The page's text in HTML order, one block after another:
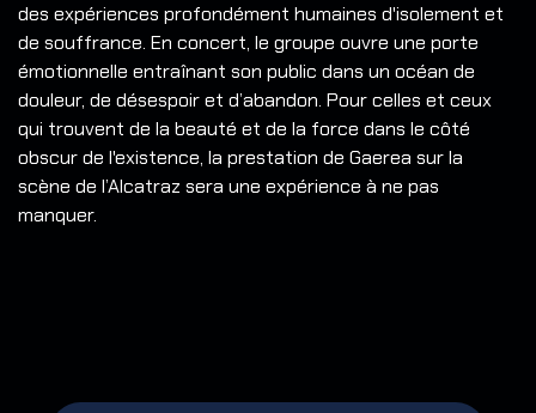
des expériences profondément humaines d'isolement et
de souffrance. En concert, le groupe ouvre une porte
émotionnelle entraînant son public dans un océan de
douleur, de désespoir et d’abandon. Pour celles et ceux
qui trouvent de la beauté et de la force dans le côté
obscur de l'existence, la prestation de Gaerea sur la
scène de l’Alcatraz sera une expérience à ne pas
manquer.